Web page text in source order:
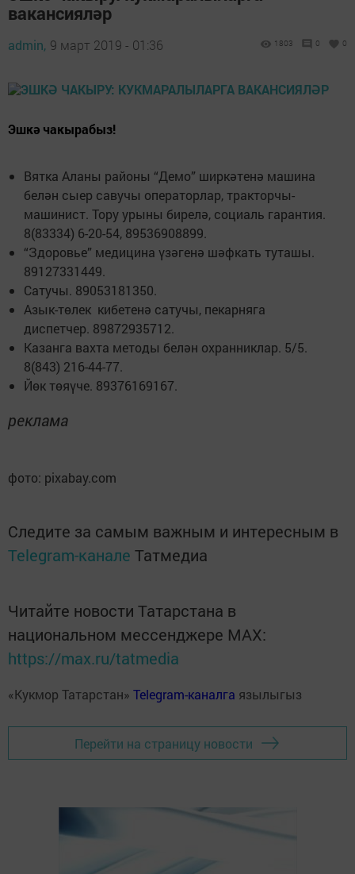
вакансияләр
admin, 9 март 2019 - 01:36 1803 0 0
Эшкә чакырабыз!
Вятка Аланы районы “Демо” ширкәтенә машина
белән сыер савучы операторлар, тракторчы-
машинист. Тору урыны бирелә, социаль гарантия.
8(83334) 6-20-54, 89536908899.
“Здоровье” медицина үзәгенә шәфкать туташы.
89127331449.
Сатучы. 89053181350.
Азык-төлек кибетенә сатучы, пекарняга
диспетчер. 89872935712.
Казанга вахта методы белән охранниклар. 5/5.
8(843) 216-44-77.
Йөк төяүче. 89376169167.
реклама
фото: pixabay.com
Следите за самым важным и интересным в
Telegram-канале Татмедиа
Читайте новости Татарстана в
национальном мессенджере MАХ:
https://max.ru/tatmedia
«Кукмор Татарстан» Telegram-каналга язылыгыз
Перейти на страницу новости